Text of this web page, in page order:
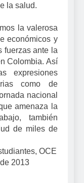
la salud.
la valerosa
económicos y
fuerzas ante la
Colombia. Así
expresiones
como de
nacional
amenaza la
también
de miles de
OCE
2013